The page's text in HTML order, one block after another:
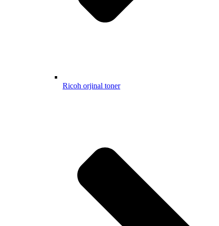
Ricoh orjinal toner